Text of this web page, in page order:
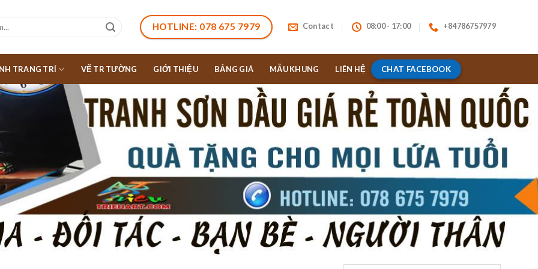
HOTLINE: 078 675 7979 Contact 08:00 - 17:00 +84786757979
TRANG TRÍ VẼ TR TƯỜNG GIỚI THIỆU BẢNG GIÁ MẪU KHUNG LIÊN HỆ CHAT FACEBOOK